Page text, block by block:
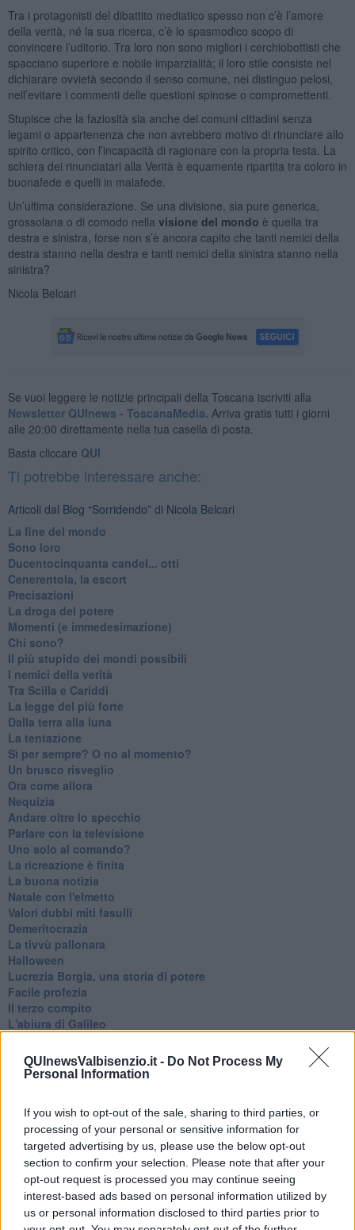
QUInewsValbisenzio.it - Do Not Process My
Personal Information
If you wish to opt-out of the sale, sharing to third parties, or
processing of your personal or sensitive information for
targeted advertising by us, please use the below opt-out
section to confirm your selection. Please note that after your
opt-out request is processed you may continue seeing
interest-based ads based on personal information utilized by
us or personal information disclosed to third parties prior to
Tra i protagonisti del dibattito mediatico spesso non c’è l’amore
della verità, né la sua ricerca, c’è lo spasmodico scopo di
convincere l’uditorio. Tra loro non sono migliori i cerchiobottisti che
spacciano superiore e nobile imparzialità; il loro stile consiste nel
dichiarare ovvietà secondo il senso comune, nei distinguo pelosi,
nell’evitare i commenti delle questioni spinose o compromettenti.
Stupisce che la faziosità sia anche dei comuni cittadini senza
legami o appartenenza che non avrebbero motivo di rinunciare allo
spirito critico, con l’incapacità di ragionare con la propria testa. La
schiera dei rinunciatari alla Verità è equamente ripartita tra coloro in
buonafede e quelli in malafede.
Un’ultima considerazione. Se una divisione, sia pure generica,
grossolana o di comodo nella visione del mondo è quella tra
destra e sinistra, forse non s’è ancora capito che tanti nemici della
destra stanno nella destra e tanti nemici della sinistra stanno nella
sinistra?
Nicola Belcari
Se vuoi leggere le notizie principali della Toscana iscriviti alla
Newsletter QUInews - ToscanaMedia. Arriva gratis tutti i giorni
alle 20:00 direttamente nella tua casella di posta.
Basta cliccare QUI
Ti potrebbe interessare anche:
Articoli dal Blog “Sorridendo” di Nicola Belcari
La fine del mondo
Sono loro
Ducentocinquanta candel... otti
Cenerentola, la escort
Precisazioni
La droga del potere
Momenti (e immedesimazione)
Chi sono?
Il più stupido dei mondi possibili
I nemici della verità
Tra Scilla e Cariddi
La legge del più forte
Dalla terra alla luna
La tentazione
​Sì per sempre? O no al momento?
Un brusco risveglio
Ora come allora
Nequizia
Andare oltre lo specchio
Parlare con la televisione
Uno solo al comando?
La ricreazione è finita
La buona notizia
Natale con l'elmetto
Valori dubbi miti fasulli
Demeritocrazia
La tivvù pallonara
Halloween
​Lucrezia Borgia, una storia di potere
Facile profezia
Il terzo compito
L'abiura di Galileo
La guerricciola delle due rose
La truffa all'anziano
Diseducazione televisiva e inerzia della politica
Foto storica
Esequie solenni
Nostalgia del sangue blu
Teste calde
Non avere e non essere
Armiamoci e... avviatevi